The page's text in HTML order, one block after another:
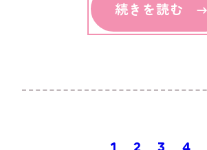
続きを読む